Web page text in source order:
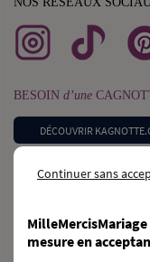
BESOIN d’une
DÉCOUVRIR
PROFESSIONNELdu
Continuer sans
mesure en